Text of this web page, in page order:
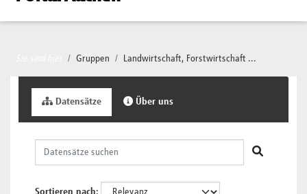
Gruppen Landwirtschaft, Forstwirtschaft ...
Datensätze Über uns
Sortieren nach